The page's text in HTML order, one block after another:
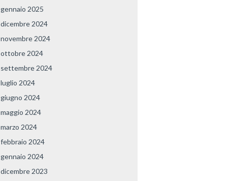
gennaio 2025
dicembre 2024
novembre 2024
ottobre 2024
settembre 2024
luglio 2024
giugno 2024
maggio 2024
marzo 2024
febbraio 2024
gennaio 2024
dicembre 2023